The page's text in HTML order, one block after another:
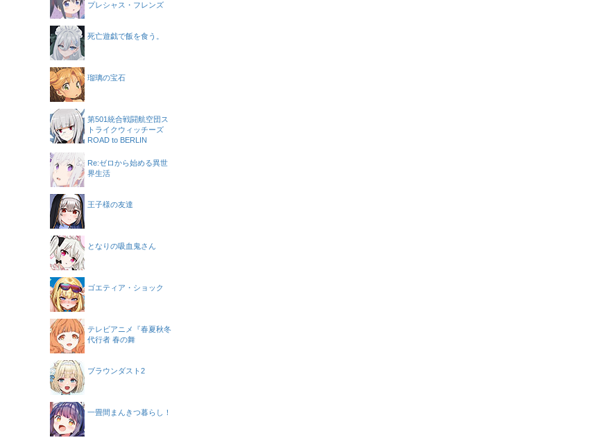
プレシャス・フレンズ
死亡遊戯で飯を食う。
瑠璃の宝石
第501統合戦闘航空団ス
トライクウィッチーズ
ROAD to BERLIN
Re:ゼロから始める異世
界生活
王子様の友達
となりの吸血鬼さん
ゴエティア・ショック
テレビアニメ『春夏秋冬
代行者 春の舞
ブラウンダスト2
一畳間まんきつ暮らし！